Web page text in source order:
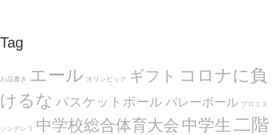
Tag
お品書き エール オリンピック ギフト コロナに負
けるな バスケットボール バレーボール プロミス
シンデレラ 中学校総合体育大会 中学生 二階